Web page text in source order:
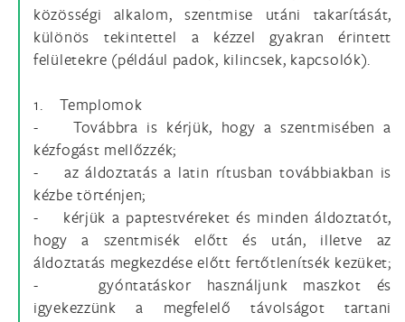
közösségi alkalom, szentmise utáni takarítását,
különös tekintettel a kézzel gyakran érintett
felületekre (például padok, kilincsek, kapcsolók).
1. Templomok
- Továbbra is kérjük, hogy a szentmisében a
kézfogást mellőzzék;
- az áldoztatás a latin rítusban továbbiakban is
kézbe történjen;
- kérjük a paptestvéreket és minden áldoztatót,
hogy a szentmisék előtt és után, illetve az
áldoztatás megkezdése előtt fertőtlenítsék kezüket;
- gyóntatáskor használjunk maszkot és
igyekezzünk a megfelelő távolságot tartani